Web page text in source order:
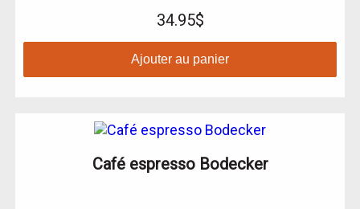
34.95$
Ajouter au panier
Café espresso Bodecker